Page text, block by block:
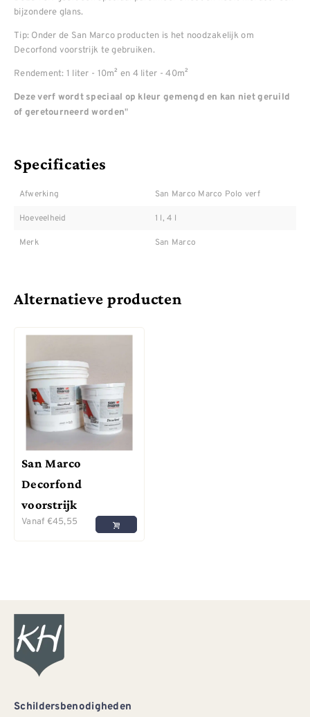
bijzondere glans.
Tip: Onder de San Marco producten is het noodzakelijk om
Decorfond voorstrijk te gebruiken.
Rendement: 1 liter - 10m² en 4 liter - 40m²
Deze verf wordt speciaal op kleur gemengd en kan niet geruild
of geretourneerd worden"
Specificaties
Afwerking San Marco Marco Polo verf
Hoeveelheid 1 l, 4 l
Merk San Marco
Alternatieve producten
San Marco
Decorfond
voorstrijk
Vanaf €45,55
Schildersbenodigheden